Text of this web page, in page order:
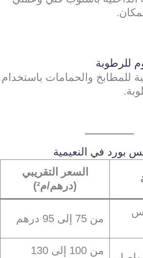
للرطوبة
للمطابخ والحمامات باستخدام
بورد في النعيمية
السعر التقريبي
(درهم/م²)
من 75 إلى 95 درهم
من 100 إلى 130